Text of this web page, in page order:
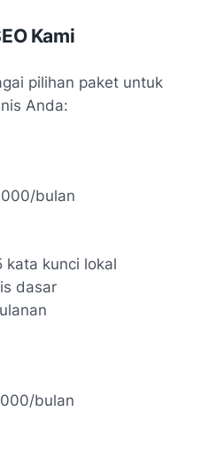
Kami
pilihan paket untuk
Anda:
bulan
kata kunci lokal
dasar
bulan